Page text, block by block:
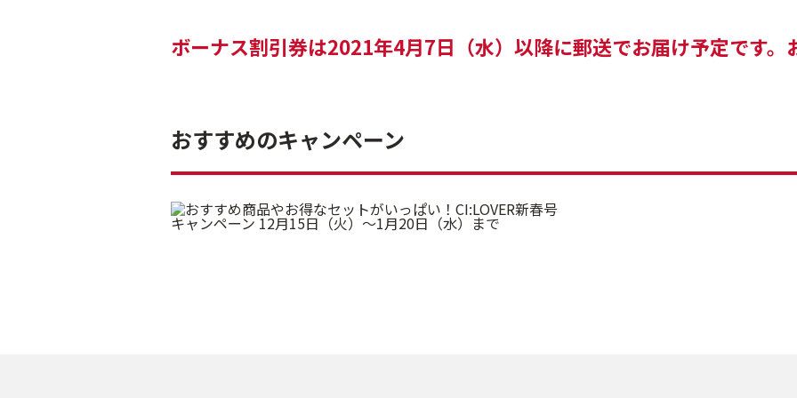
ボーナス割引券は2021年4月7日（水）以降に郵送でお届け予定です。
おすすめのキャンペーン